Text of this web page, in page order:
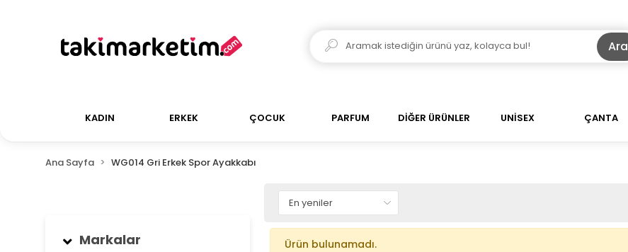
Ara
KADIN ERKEK ÇOCUK PARFUM DİĞER ÜRÜNLER UNİSEX ÇANTA
Ana Sayfa WG014 Gri Erkek Spor Ayakkabı
Markalar Ürün bulunamadı.